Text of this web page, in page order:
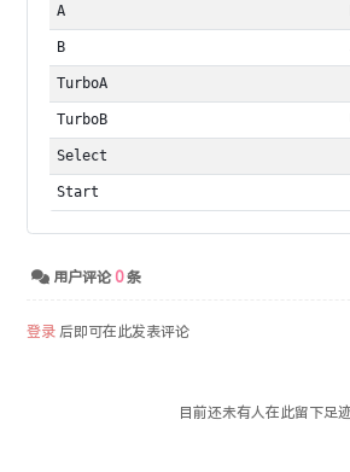
A
B
TurboA
TurboB
Select
Start
用户评论0条
登录 后即可在此发表评论
目前还未有人在此留下足迹